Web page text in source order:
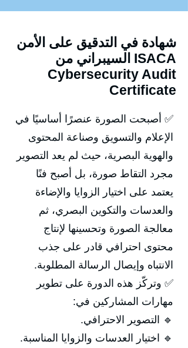
شهادة في التدقيق على الأمن
السيبراني من ISACA
Cybersecurity Audit
Certificate
✅ أصبحت الصورة عنصرًا أساسيًا في
الإعلام والتسويق وصناعة المحتوى
والهوية البصرية، حيث لم يعد التصوير
مجرد التقاط صورة، بل أصبح فنًا
يعتمد على اختيار الزوايا والإضاءة
والعدسات والتكوين البصري، ثم
معالجة الصورة وتحسينها لإنتاج
محتوى احترافي قادر على جذب
الانتباه وإيصال الرسالة المطلوبة.
✅ وتركّز هذه الدورة على تطوير
مهارات المشاركين في:
🔹 التصوير الاحترافي.
🔹 اختيار العدسات والزوايا المناسبة.